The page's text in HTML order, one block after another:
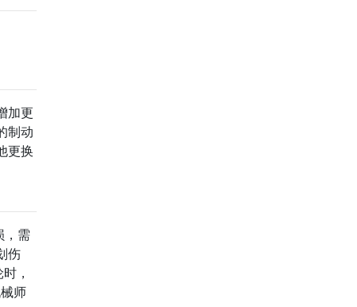
加更
制动
更换
，需
伤
，
师